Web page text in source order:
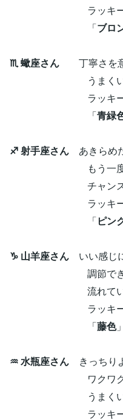
ラッキーカラ
「ブロ
♏ 蠍座さん 丁寧さを
うまくい
ラッキーカラ
「青緑
♐ 射手座さん あきらめ
もう一度ト
チャンス
ラッキーカラ
「ピン
♑ 山羊座さん いい感じ
調節できるエ
流れてい
ラッキーカラ
「藤色
♒ 水瓶座さん きっちり
ワクワクを優
うまくい
ラッキーカラ